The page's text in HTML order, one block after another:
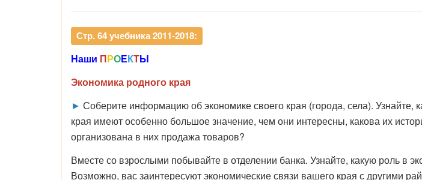
Стр. 64 учебника 2011-2018:
Наши ПРОЕКТЫ
Экономика родного края
► Соберите информацию об экономике своего края (города, села).
края имеют особенно большое значение, чем они интересны, какова их
организована в них продажа товаров?
Вместе со взрослыми побывайте в отделении банка. Узнайте, какую роль в
Возможно, вас заинтересуют экономические связи вашего края с другими